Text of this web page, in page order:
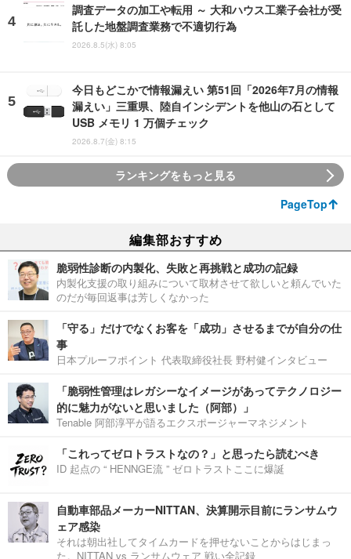
調査データの加工や転用 ～ 大和ハウス工業子会社が受
託した地盤調査業務で不適切行為
2026.8.5(水) 8:05
今日もどこかで情報漏えい 第51回「2026年7月の情報
漏えい」三重県、陸自インシデントを他山の石として
USB メモリ 1 万個チェック
2026.8.7(金) 8:15
ランキングをもっと見る
PageTop
編集部おすすめ
脆弱性診断の内製化、失敗と再挑戦と成功の記録
内製化支援の取り組みについて取材させて欲しいと頼んでいた
のだが毎回返事は芳しくなかった
「守る」だけでなくお客を「成功」させるまでが自分の仕
事
日本プルーフポイント 代表取締役社長 野村健インタビュー
「脆弱性管理はレガシーなイメージがあってテクノロジー
的に魅力がないと思いました（阿部）」
Tenable 阿部淳平が語るエクスポージャーマネジメント
「これってゼロトラストなの？」と思ったら読むべき
ID 起点の “ HENNGE流 ” ゼロトラストここに爆誕
自動車部品メーカーNITTAN、決算開示目前にランサムウ
ェア感染
それは朝出社してタイムカードを押せないことからはじまっ
た。NITTAN vs ランサムウェア 戦い全記録